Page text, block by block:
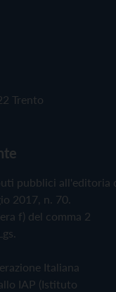
Trento
pubblici all'editoria
2017, n. 70.
f) del comma 2
Italiana
IAP (Istituto